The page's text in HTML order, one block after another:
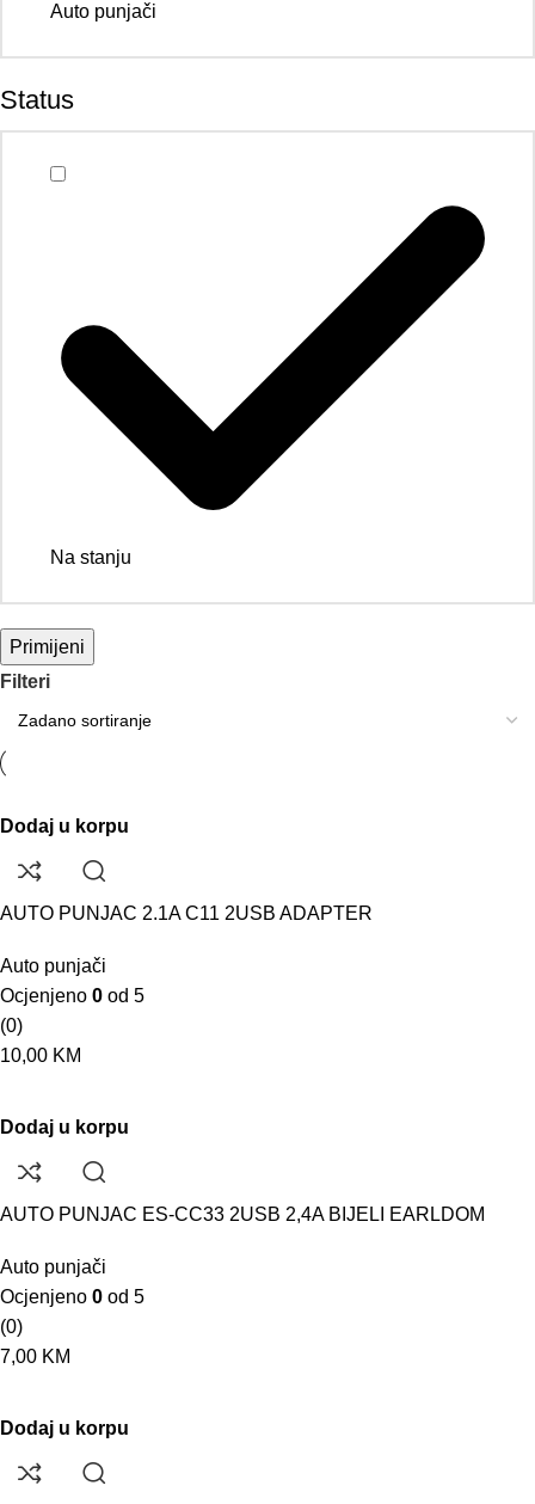
Auto punjači
Status
Na stanju
Primijeni
Filteri
Dodaj u korpu
AUTO PUNJAC 2.1A C11 2USB ADAPTER
Auto punjači
Ocjenjeno 0 od 5
(0)
10,00 KM
Dodaj u korpu
AUTO PUNJAC ES-CC33 2USB 2,4A BIJELI EARLDOM
Auto punjači
Ocjenjeno 0 od 5
(0)
7,00 KM
Dodaj u korpu